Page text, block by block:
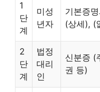
1
단
계
미성
년자
기본증
(상세), (
2
단
계
법정
대리
인
신분증 (
권 등)